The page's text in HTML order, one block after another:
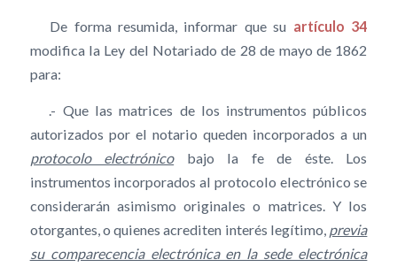
De forma resumida, informar que su artículo 34
modifica la Ley del Notariado de 28 de mayo de 1862
para:
.- Que las matrices de los instrumentos públicos
autorizados por el notario queden incorporados a un
protocolo electrónicobajo la fe de éste. Los
instrumentos incorporados al protocolo electrónico se
considerarán asimismo originales o matrices. Y los
otorgantes, o quienes acrediten interés legítimo, previa
su comparecencia electrónica en la sede electrónica